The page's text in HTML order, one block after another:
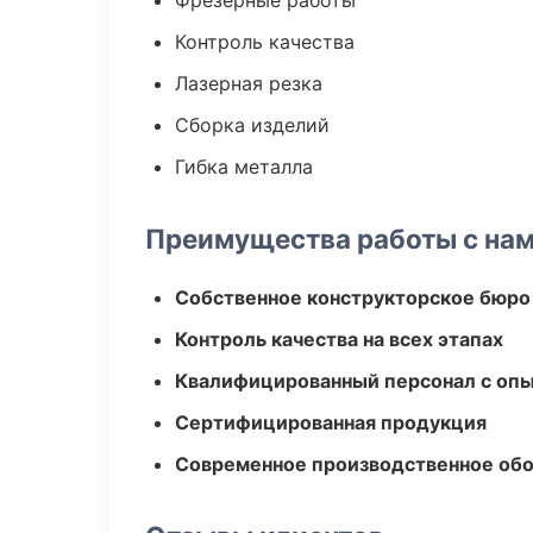
Контроль качества
Лазерная резка
Сборка изделий
Гибка металла
Преимущества работы с
Собственное конструкторское бюро
Контроль качества на всех этапах
Квалифицированный персонал с
Сертифицированная продукция
Современное производственное